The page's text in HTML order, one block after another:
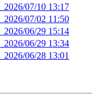
2026/07/10 13:17
2026/07/02 11:50
2026/06/29 15:14
2026/06/29 13:34
2026/06/28 13:01